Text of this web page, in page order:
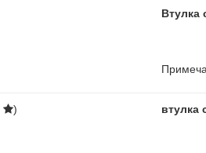
Втулка
) втулка